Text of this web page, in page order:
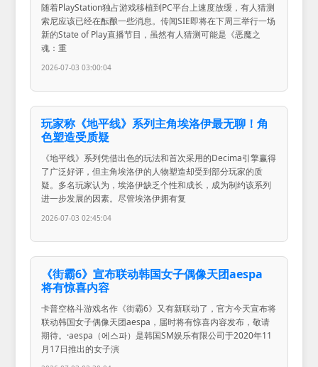
随着PlayStation独占游戏移植到PC平台上速度放缓，有人猜测
索尼应该已经在酝酿一些消息。传闻SIE即将在下周三举行一场
新的State of Play直播节目，虽然有人猜测可能是《恶魔之
魂：重
2026-07-03 03:00:04
玩家称《地平线》系列主角埃洛伊最无聊！角
色塑造受质疑
《地平线》系列凭借出色的玩法和首次采用的Decima引擎赢得
了广泛好评，但主角埃洛伊的人物塑造却受到部分玩家的质
疑。多名玩家认为，埃洛伊缺乏个性和成长，成为制约该系列
进一步发展的因素。尽管埃洛伊拥有复
2026-07-03 02:45:04
《街霸6》宣布联动韩国女子偶像天团aespa
将有惊喜内容
卡普空格斗游戏名作《街霸6》又有新联动了，官方今天宣布将
联动韩国女子偶像天团aespa，届时将有惊喜内容发布，敬请
期待。·aespa（에스파）是韩国SM娱乐有限公司于2020年11
月17日推出的女子演